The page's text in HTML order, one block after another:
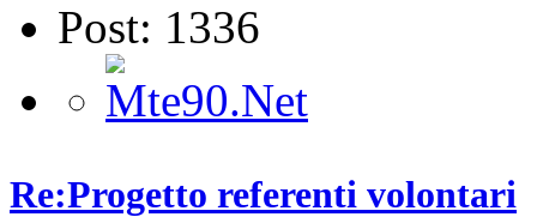
Post: 1336
Re:Progetto referenti volontari